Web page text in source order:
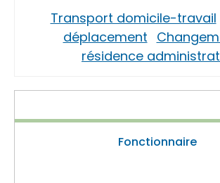
Transport domicile-travail
déplacement
résidence
Fonctionnaire